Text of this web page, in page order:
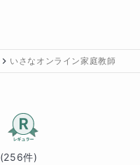
いさなオンライン家庭教師
(256件)